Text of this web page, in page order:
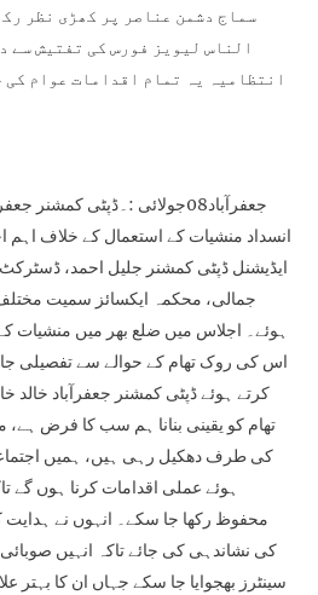
سماج دشمن عناصر پر کھڑی نظر
الناس لیویز فورس کی تفتیش سے
انتظامیہ یہ تمام اقدامات عوام
جعفرآباد08جولائی :۔ڈپٹی
انسداد منشیات کے استعمال کے خلاف اہم
ایڈیشنل ڈپٹی کمشنر جلیل احمد، ڈسٹرکٹ
جمالی، محکمہ ایکسائز سمیت
ہوئے۔ اجلاس میں ضلع بھر میں منشیات
اس کی روک تھام کے حوالے سے تفصیلی
کرتے ہوئے ڈپٹی کمشنر جعفرآباد
تھام کو یقینی بنانا ہم سب کا فرض
کی طرف دھکیل رہی ہیں، ہمیں
ہوئے عملی اقدامات کرنا ہوں گے
محفوظ رکھا جا سکے۔ انہوں نے
کی نشاندہی کی جائے تاکہ انہیں
سینٹرز بھجوایا جا سکے جہاں ان کا بہتر